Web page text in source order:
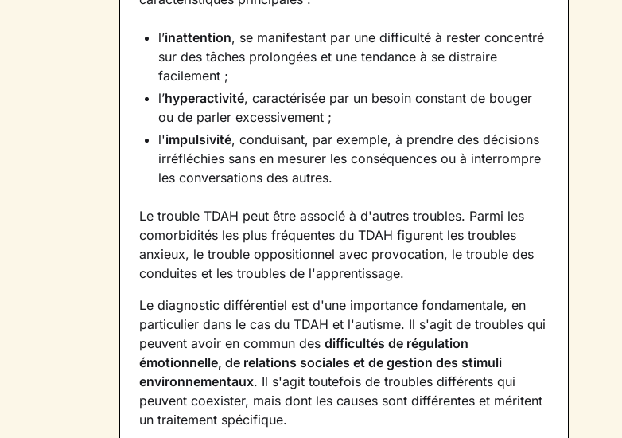
l’inattention, se manifestant par une difficulté à rester concentré
sur des tâches prolongées et une tendance à se distraire
facilement ;
l’hyperactivité, caractérisée par un besoin constant de bouger
ou de parler excessivement ;
l'impulsivité, conduisant, par exemple, à prendre des décisions
irréfléchies sans en mesurer les conséquences ou à interrompre
les conversations des autres.
Le trouble TDAH peut être associé à d'autres troubles. Parmi les
comorbidités les plus fréquentes du TDAH figurent les troubles
anxieux, le trouble oppositionnel avec provocation, le trouble des
conduites et les troubles de l'apprentissage.
Le diagnostic différentiel est d'une importance fondamentale, en
particulier dans le cas du TDAH et l'autisme. Il s'agit de troubles qui
peuvent avoir en commun des difficultés de régulation
émotionnelle, de relations sociales et de gestion des stimuli
environnementaux. Il s'agit toutefois de troubles différents qui
peuvent coexister, mais dont les causes sont différentes et méritent
un traitement spécifique.